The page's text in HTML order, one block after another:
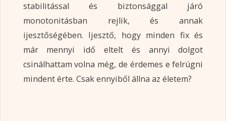
stabilitással és biztonsággal járó
monotonitásban rejlik, és annak
ijesztőségében. Ijesztő, hogy minden fix és
már mennyi idő eltelt és annyi dolgot
csinálhattam volna még, de érdemes e felrúgni
mindent érte. Csak ennyiből állna az életem?